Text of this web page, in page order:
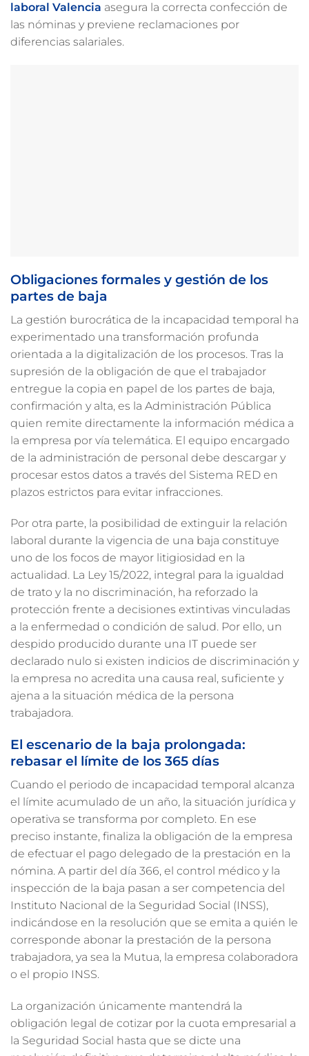
laboral Valencia asegura la correcta confección de
las nóminas y previene reclamaciones por
diferencias salariales.
Obligaciones formales y gestión de los
partes de baja
La gestión burocrática de la incapacidad temporal ha
experimentado una transformación profunda
orientada a la digitalización de los procesos. Tras la
supresión de la obligación de que el trabajador
entregue la copia en papel de los partes de baja,
confirmación y alta, es la Administración Pública
quien remite directamente la información médica a
la empresa por vía telemática. El equipo encargado
de la administración de personal debe descargar y
procesar estos datos a través del Sistema RED en
plazos estrictos para evitar infracciones.
Por otra parte, la posibilidad de extinguir la relación
laboral durante la vigencia de una baja constituye
uno de los focos de mayor litigiosidad en la
actualidad. La Ley 15/2022, integral para la igualdad
de trato y la no discriminación, ha reforzado la
protección frente a decisiones extintivas vinculadas
a la enfermedad o condición de salud. Por ello, un
despido producido durante una IT puede ser
declarado nulo si existen indicios de discriminación y
la empresa no acredita una causa real, suficiente y
ajena a la situación médica de la persona
trabajadora.
El escenario de la baja prolongada:
rebasar el límite de los 365 días
Cuando el periodo de incapacidad temporal alcanza
el límite acumulado de un año, la situación jurídica y
operativa se transforma por completo. En ese
preciso instante, finaliza la obligación de la empresa
de efectuar el pago delegado de la prestación en la
nómina. A partir del día 366, el control médico y la
inspección de la baja pasan a ser competencia del
Instituto Nacional de la Seguridad Social (INSS),
indicándose en la resolución que se emita a quién le
corresponde abonar la prestación de la persona
trabajadora, ya sea la Mutua, la empresa colaboradora
o el propio INSS.
La organización únicamente mantendrá la
obligación legal de cotizar por la cuota empresarial a
la Seguridad Social hasta que se dicte una